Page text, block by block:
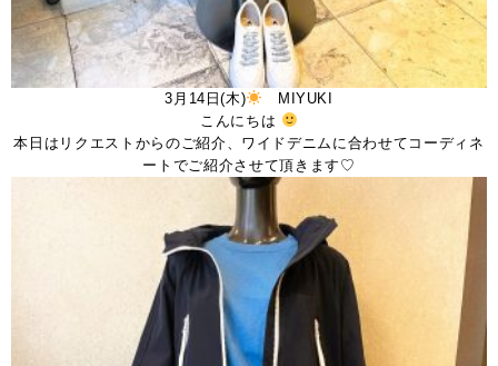
3月14日(木)
MIYUKI
こんにちは
本日はリクエストからのご紹介、ワイドデニムに合わせてコーディネ
ートでご紹介させて頂きます♡